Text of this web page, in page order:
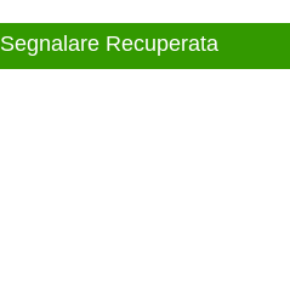
Segnalare Recuperata